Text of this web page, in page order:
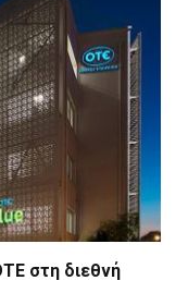
στη διεθνή